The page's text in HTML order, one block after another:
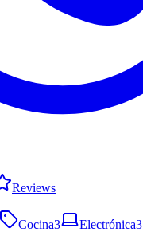
Reviews
Cocina3 Electrónica3